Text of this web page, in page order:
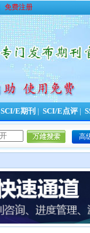
免费注册
SCI/E期刊 SCI/E点评
高